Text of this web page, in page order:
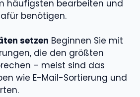
häufigsten bearbeiten und
benötigen.
setzen Beginnen Sie mit
die den größten
– meist sind das
wie E-Mail-Sortierung und